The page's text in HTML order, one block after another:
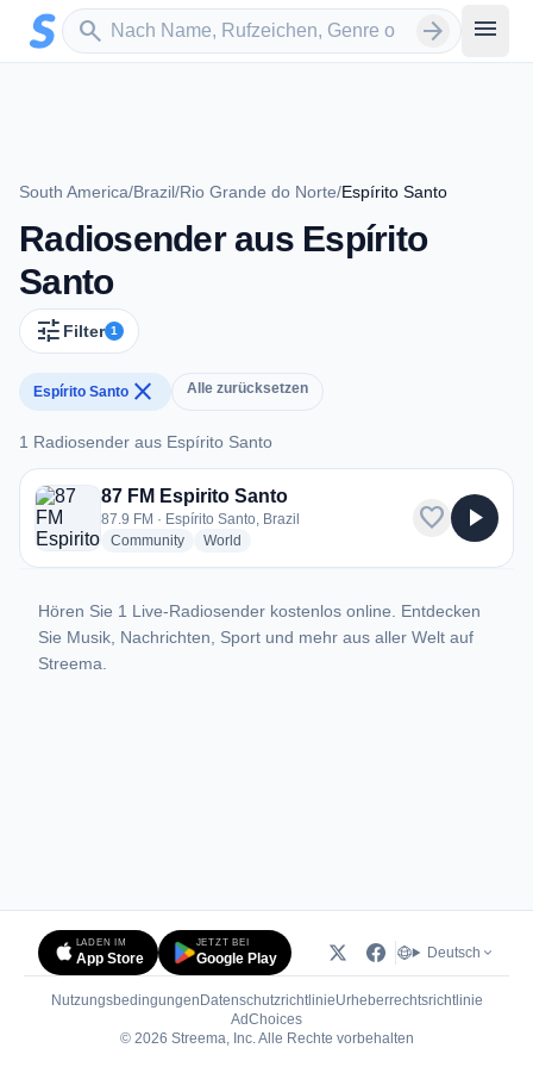
Zum Hauptinhalt springen
search
Sender suchen arrow_forward menu
South America/Brazil/Rio Grande do Norte/Espírito Santo
Radiosender aus Espírito
Santo
tune Filter 1
Espírito Santo close Alle zurücksetzen
1 Radiosender aus Espírito Santo
1 Radiosender aus Espírito Santo
87 FM Espirito Santo
87.9 FM · Espírito Santo, Brazil
Communityradio stations
World
favorite play_arrow
Hören Sie 1 Live-Radiosender kostenlos online. Entdecken
Sie Musik, Nachrichten, Sport und mehr aus aller Welt auf
Streema.
LADEN IM
App Store
JETZT BEI
Google Play Deutsch
Nutzungsbedingungen DatenschutzrichtlinieUrheberrechtsrichtlinie
AdChoices(öffnet in neuem Tab)
© 2026 Streema, Inc. Alle Rechte vorbehalten